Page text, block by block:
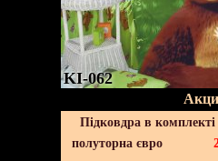
KI-062
Підковдра в
полуторна євро